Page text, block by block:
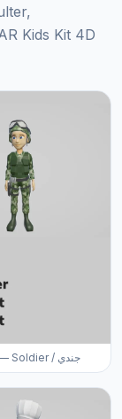
Kids Kit 4D
Soldat — Soldier / جندي